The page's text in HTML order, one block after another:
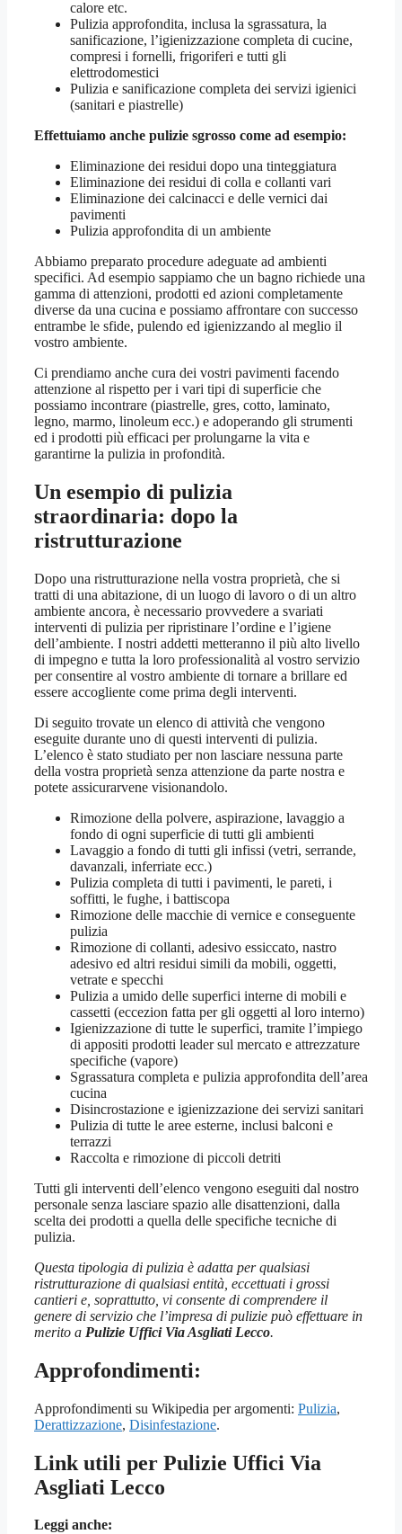
calore etc.
Pulizia approfondita, inclusa la sgrassatura, la
sanificazione, l’igienizzazione completa di cucine,
compresi i fornelli, frigoriferi e tutti gli
elettrodomestici
Pulizia e sanificazione completa dei servizi igienici
(sanitari e piastrelle)
Effettuiamo anche pulizie sgrosso come ad esempio:
Eliminazione dei residui dopo una tinteggiatura
Eliminazione dei residui di colla e collanti vari
Eliminazione dei calcinacci e delle vernici dai
pavimenti
Pulizia approfondita di un ambiente
Abbiamo preparato procedure adeguate ad ambienti
specifici. Ad esempio sappiamo che un bagno richiede una
gamma di attenzioni, prodotti ed azioni completamente
diverse da una cucina e possiamo affrontare con successo
entrambe le sfide, pulendo ed igienizzando al meglio il
vostro ambiente.
Ci prendiamo anche cura dei vostri pavimenti facendo
attenzione al rispetto per i vari tipi di superficie che
possiamo incontrare (piastrelle, gres, cotto, laminato,
legno, marmo, linoleum ecc.) e adoperando gli strumenti
ed i prodotti più efficaci per prolungarne la vita e
garantirne la pulizia in profondità.
Un esempio di pulizia
straordinaria: dopo la
ristrutturazione
Dopo una ristrutturazione nella vostra proprietà, che si
tratti di una abitazione, di un luogo di lavoro o di un altro
ambiente ancora, è necessario provvedere a svariati
interventi di pulizia per ripristinare l’ordine e l’igiene
dell’ambiente. I nostri addetti metteranno il più alto livello
di impegno e tutta la loro professionalità al vostro servizio
per consentire al vostro ambiente di tornare a brillare ed
essere accogliente come prima degli interventi.
Di seguito trovate un elenco di attività che vengono
eseguite durante uno di questi interventi di pulizia.
L’elenco è stato studiato per non lasciare nessuna parte
della vostra proprietà senza attenzione da parte nostra e
potete assicurarvene visionandolo.
Rimozione della polvere, aspirazione, lavaggio a
fondo di ogni superficie di tutti gli ambienti
Lavaggio a fondo di tutti gli infissi (vetri, serrande,
davanzali, inferriate ecc.)
Pulizia completa di tutti i pavimenti, le pareti, i
soffitti, le fughe, i battiscopa
Rimozione delle macchie di vernice e conseguente
pulizia
Rimozione di collanti, adesivo essiccato, nastro
adesivo ed altri residui simili da mobili, oggetti,
vetrate e specchi
Pulizia a umido delle superfici interne di mobili e
cassetti (eccezion fatta per gli oggetti al loro interno)
Igienizzazione di tutte le superfici, tramite l’impiego
di appositi prodotti leader sul mercato e attrezzature
specifiche (vapore)
Sgrassatura completa e pulizia approfondita dell’area
cucina
Disincrostazione e igienizzazione dei servizi sanitari
Pulizia di tutte le aree esterne, inclusi balconi e
terrazzi
Raccolta e rimozione di piccoli detriti
Tutti gli interventi dell’elenco vengono eseguiti dal nostro
personale senza lasciare spazio alle disattenzioni, dalla
scelta dei prodotti a quella delle specifiche tecniche di
pulizia.
Questa tipologia di pulizia è adatta per qualsiasi
ristrutturazione di qualsiasi entità, eccettuati i grossi
cantieri e, soprattutto, vi consente di comprendere il
genere di servizio che l’impresa di pulizie può effettuare in
merito a Pulizie Uffici Via Asgliati Lecco.
Approfondimenti:
Approfondimenti su Wikipedia per argomenti: Pulizia,
Derattizzazione, Disinfestazione.
Link utili per Pulizie Uffici Via
Asgliati Lecco
Leggi anche: